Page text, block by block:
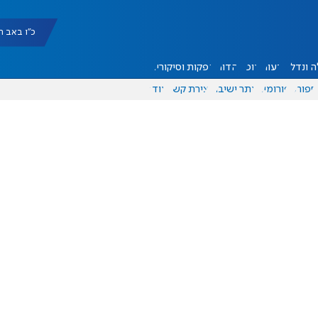
כ"ו באב
ונדל"ן דעות אוכל יהדות הפקות וסיקורים
ספורט פורומים אתר ישיבה יצירת קשר עוד